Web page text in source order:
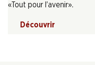
«Tout pour l’avenir».
Découvrir